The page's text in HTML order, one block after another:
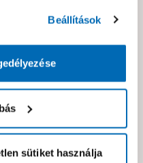
Beállítások
sütiket használja